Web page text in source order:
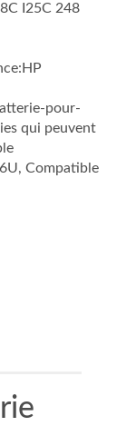
I25C 248
pour-
qui peuvent
Compatible